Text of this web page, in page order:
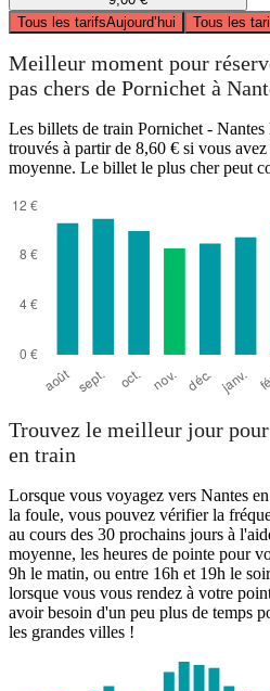
Tous les tarifsAujourd’hui Tous les
Meilleur moment pour
pas chers de Pornichet à
Les billets de train Pornichet - Nantes
trouvés à partir de 8,60 € si vous
moyenne. Le billet le plus cher peut
Trouvez le meilleur jour pour
en train
Lorsque vous voyagez vers Nantes
la foule, vous pouvez vérifier la
au cours des 30 prochains jours à
moyenne, les heures de pointe pour
9h le matin, ou entre 16h et 19h le
lorsque vous vous rendez à votre
avoir besoin d'un peu plus de temps
les grandes villes !